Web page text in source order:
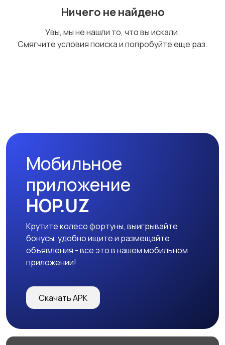
Ничего не найдено
Увы, мы не нашли то, что вы искали.
Смягчите условия поиска и попробуйте еще раз.
Мобильное
приложение
HOP.UZ
Крутите колесо фортуны, выигрывайте
бонусы, удобно ищите и размещайте
объявления - все это в нашем мобильном
приложении!
Скачать APK